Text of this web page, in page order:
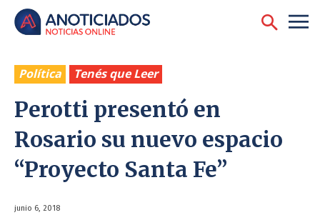
Política Tenés que Leer
Perotti presentó en
Rosario su nuevo espacio
“Proyecto Santa Fe”
junio 6, 2018